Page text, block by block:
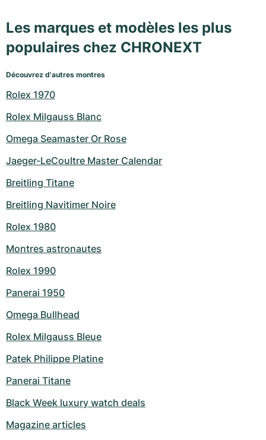
Les marques et modèles les plus
populaires chez CHRONEXT
Découvrez d'autres montres
Rolex 1970
Rolex Milgauss Blanc
Omega Seamaster Or Rose
Jaeger-LeCoultre Master Calendar
Breitling Titane
Breitling Navitimer Noire
Rolex 1980
Montres astronautes
Rolex 1990
Panerai 1950
Omega Bullhead
Rolex Milgauss Bleue
Patek Philippe Platine
Panerai Titane
Black Week luxury watch deals
Magazine articles